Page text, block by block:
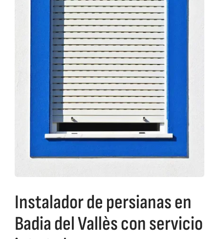
Instalador de persianas en
Badia del Vallès con servicio